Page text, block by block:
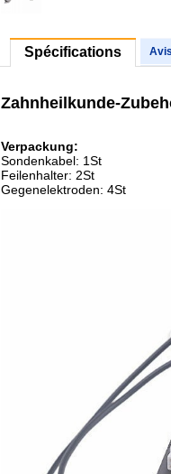
Spécifications
Zahnheilkunde-
Verpackung:
Sondenkabel: 1St
Feilenhalter: 2St
Gegenelektroden: 4St